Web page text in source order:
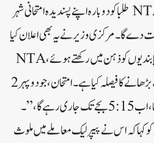
ہوگا۔”پردھان نے مزید کہا کہ NTA طلبا کو دوبارہ اپنے پسندیدہ امتحانی شہر
دے گا۔مرکزی وزیر نے یہ بھی اعلان کیا
کہ”طلبہ کی سہولت اور وقت کی پابندیوں کو ذہن میں رکھتے ہوئے، NTA
نے امتحان کا دورانیہ 15 منٹ تک بڑھانے کا فیصلہ کیا ہے۔ امتحان، جو دوپہر 2
بجے سے شام 5 بجے تک شیڈول تھا، اب 5:15 بجے تک جاری رہے گا،” ۔
کہا کہ اس نے پیپر لیک معاملے میں ملوث